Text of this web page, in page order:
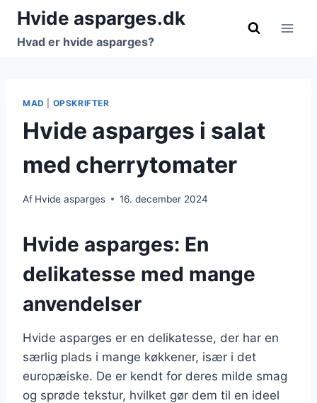
Fortsæt
indhold
Hvide asparges.dk
Hvad er hvide asparges?
MAD OPSKRIFTER
Hvide asparges i salat
med cherrytomater
Af Hvide asparges 16. december 2024
Hvide asparges: En
delikatesse med mange
anvendelser
Hvide asparges er en delikatesse, der har en
særlig plads i mange køkkener, især i det
europæiske. De er kendt for deres milde smag
og sprøde tekstur, hvilket gør dem til en ideel